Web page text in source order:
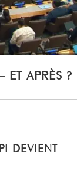
ET APRÈS ?
DEVIENT